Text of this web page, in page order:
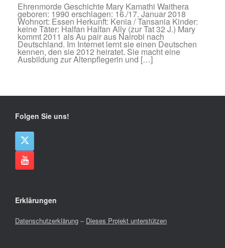
Ehrenmorde Geschichte Mary Kamathi Waithera
geboren: 1990 erschlagen: 16./17. Januar 2018
Wohnort: Essen Herkunft: Kenia / Tansania Kinder:
keine Täter: Halfan Halfan Ally (zur Tat 32 J.) Mary
kommt 2011 als Au pair aus Nairobi nach
Deutschland. Im Internet lernt sie einen Deutschen
kennen, den sie 2012 heiratet. Sie macht eine
Ausbildung zur Altenpflegerin und […]
Folgen Sie uns!
Erklärungen
Datenschutzerklärung – Dieses Projekt unterstützen